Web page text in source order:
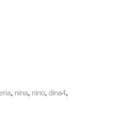
nina nino dina4